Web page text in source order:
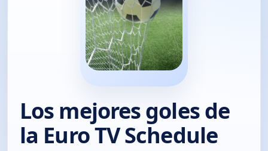
Los mejores goles de
la Euro TV Schedule